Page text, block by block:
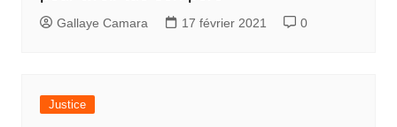
Gallaye Camara 17 février 2021 0
Justice